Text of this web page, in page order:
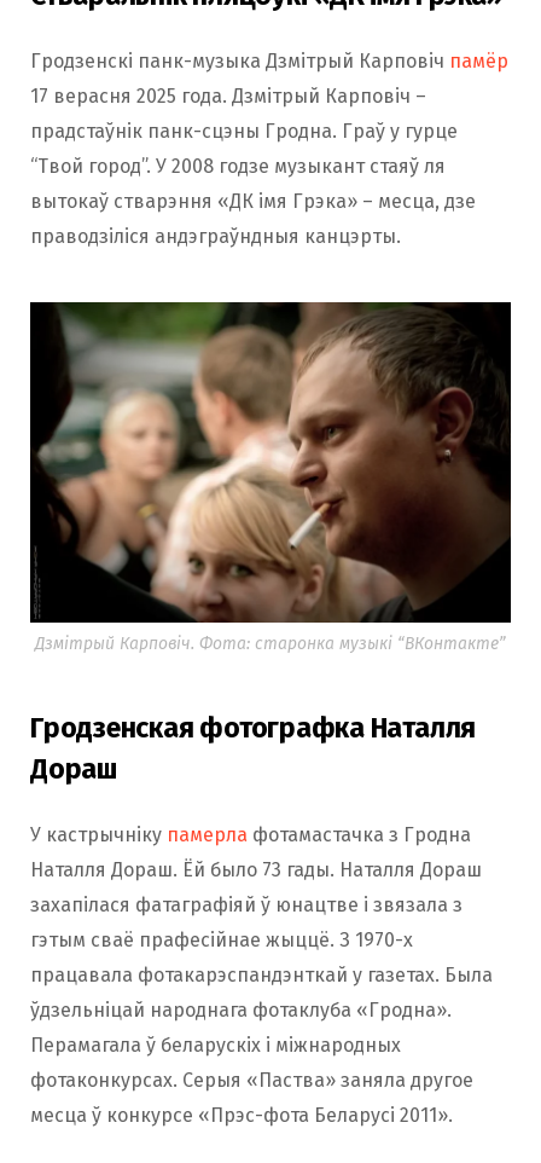
Гродзенскі панк-музыка Дзмітрый Карповіч памёр
17 верасня 2025 года. Дзмітрый Карповіч –
прадстаўнік панк-сцэны Гродна. Граў у гурце
“Твой город”. У 2008 годзе музыкант стаяў ля
вытокаў стварэння «ДК імя Грэка» – месца, дзе
праводзіліся андэграўндныя канцэрты.
Дзмітрый Карповіч. Фота: старонка музыкі “ВКонтакте”
Гродзенская фотографка Наталля
Дораш
У кастрычніку памерла фотамастачка з Гродна
Наталля Дораш. Ёй было 73 гады. Наталля Дораш
захапілася фатаграфіяй ў юнацтве і звязала з
гэтым сваё прафесійнае жыццё. З 1970-х
працавала фотакарэспандэнткай у газетах. Была
ўдзельніцай народнага фотаклуба «Гродна».
Перамагала ў беларускіх і міжнародных
фотаконкурсах. Серыя «Паства» заняла другое
месца ў конкурсе «Прэс-фота Беларусі 2011».